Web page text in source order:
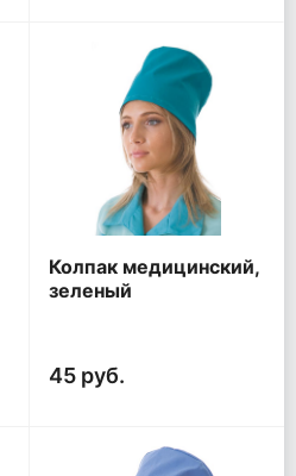
Колпак медицинский,
зеленый
45 руб.